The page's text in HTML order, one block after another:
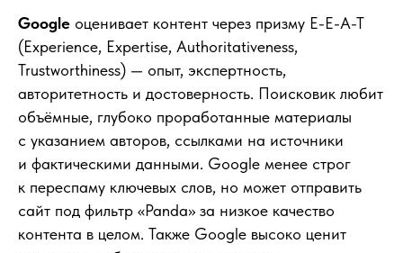
Google оценивает контент через призму E-E-A-T
(Experience, Expertise, Authoritativeness,
Trustworthiness) — опыт, экспертность,
авторитетность и достоверность. Поисковик любит
объёмные, глубоко проработанные материалы
с указанием авторов, ссылками на источники
и фактическими данными. Google менее строг
к переспаму ключевых слов, но может отправить
сайт под фильтр «Panda» за низкое качество
контента в целом. Также Google высоко ценит